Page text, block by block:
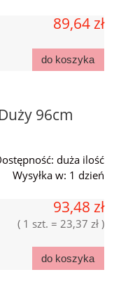
89,64 zł
do koszyka
96cm
duża ilość
Wysyłka w: 1 dzień
93,48 zł
( 1 szt. = 23,37 zł )
do koszyka